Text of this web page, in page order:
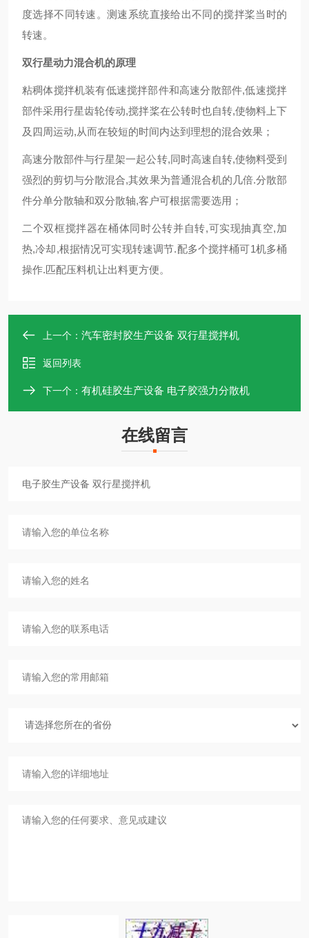
度选择不同转速。测速系统直接给出不同的搅拌桨当时的
转速。
双行星动力混合机的原理
粘稠体搅拌机装有低速搅拌部件和高速分散部件,低速搅拌
部件采用行星齿轮传动,搅拌桨在公转时也自转,使物料上下
及四周运动,从而在较短的时间内达到理想的混合效果 ；
高速分散部件与行星架一起公转,同时高速自转,使物料受到
强烈的剪切与分散混合,其效果为普通混合机的几倍.分散部
件分单分散轴和双分散轴,客户可根据需要选用 ；
二个双框搅拌器在桶体同时公转并自转,可实现抽真空,加
热,冷却,根据情况可实现转速调节.配多个搅拌桶可1机多桶
操作.匹配压料机让出料更方便。
上一个： 汽车密封胶生产设备 双行星搅拌机
返回列表
下一个： 有机硅胶生产设备 电子胶强力分散机
在线留言